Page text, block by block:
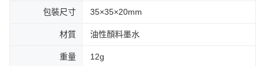
包裝尺寸 35×35×20mm
材質 油性顏料墨水
重量 12g